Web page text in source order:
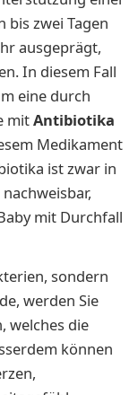
bis zwei Tagen
ausgeprägt,
In diesem Fall
eine durch
mitAntibiotika
Medikament
ist zwar in
mit Durchfall
sondern
werden Sie
welches die
können